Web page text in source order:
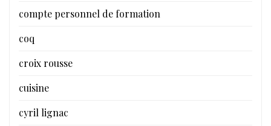
compte personnel de formation
coq
croix rousse
cuisine
cyril lignac